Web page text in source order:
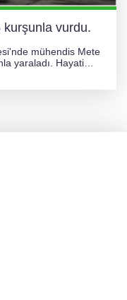
vurdu.
mühendis Mete
yaraladı. Hayati